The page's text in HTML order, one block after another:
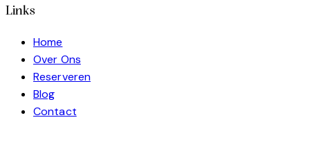
Links
Home
Over Ons
Reserveren
Blog
Contact